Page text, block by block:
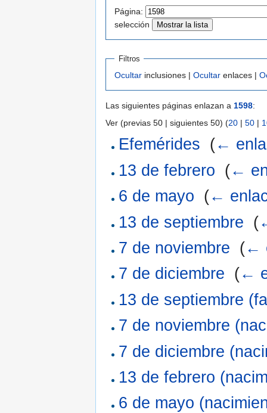
Página:
selección
Filtros
Ocultar inclusiones | Ocultar enlaces |
Las siguientes páginas enlazan a 1598:
Ver (previas 50 | siguientes 50) (20 | 50 |
Efemérides (←
13 de febrero (←
6 de mayo (←
13 de septiembre (
7 de noviembre (←
7 de diciembre (←
13 de septiembre
7 de noviembre
7 de diciembre
13 de febrero
6 de mayo